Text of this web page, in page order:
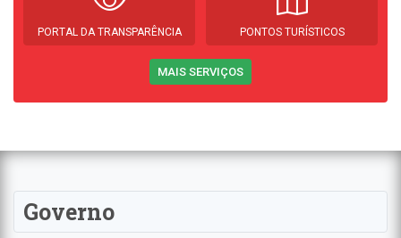
PORTAL DA TRANSPARÊNCIA PONTOS TURÍSTICOS
MAIS SERVIÇOS
Governo